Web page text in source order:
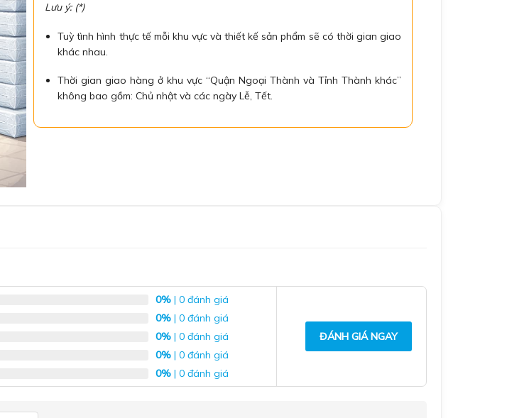
Lưu ý: (*)
Tuỳ tình hình thực tế mỗi khu vực và thiết kế sản phẩm sẽ có thời gian giao
khác nhau.
Thời gian giao hàng ở khu vực “Quận Ngoại Thành và Tỉnh Thành khác”
không bao gồm: Chủ nhật và các ngày Lễ, Tết.
0% | 0 đánh giá
0% | 0 đánh giá
0% | 0 đánh giá
0% | 0 đánh giá
0% | 0 đánh giá
ĐÁNH GIÁ NGAY